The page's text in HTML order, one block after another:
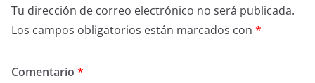
Tu dirección de correo electrónico no será publicada.
Los campos obligatorios están marcados con *
Comentario *